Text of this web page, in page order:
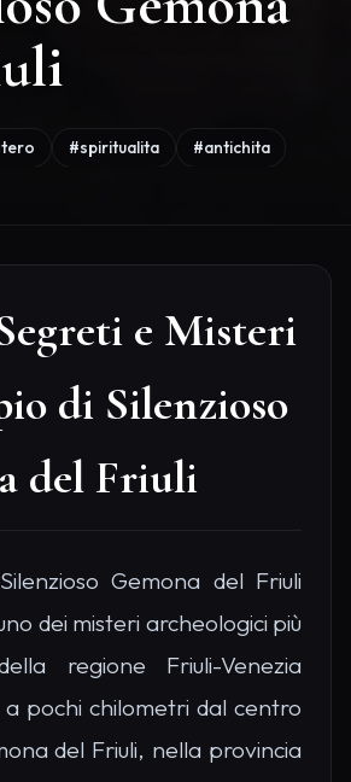
#spiritualita #antichita
e Misteri
di Silenzioso
del Friuli
Gemona del Friuli
dei misteri archeologici più
regione Friuli-Venezia
a pochi chilometri dal centro
del Friuli, nella provincia